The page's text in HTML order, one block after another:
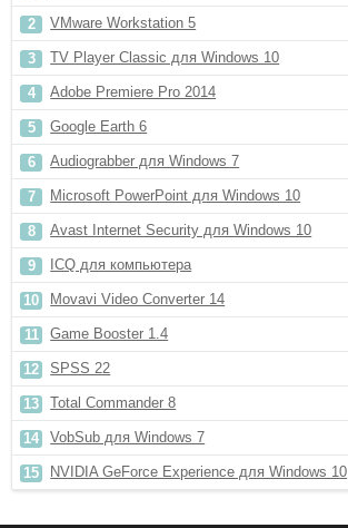
VMware Workstation 5
TV Player Classic для Windows 10
Adobe Premiere Pro 2014
Google Earth 6
Audiograbber для Windows 7
Microsoft PowerPoint для Windows 10
Avast Internet Security для Windows 10
ICQ для компьютера
Movavi Video Converter 14
Game Booster 1.4
SPSS 22
Total Commander 8
VobSub для Windows 7
NVIDIA GeForce Experience для Windows 10